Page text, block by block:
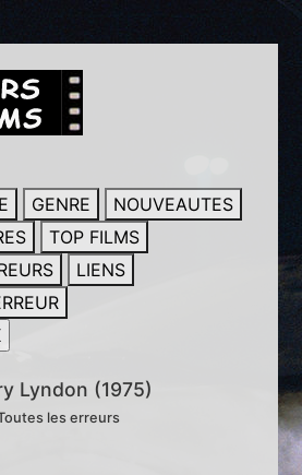
GENRE
NOUVEAUTES
TOP FILMS
LIENS
Lyndon (1975)
les erreurs